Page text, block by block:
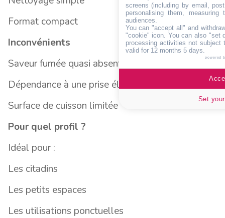
Format compact
Inconvénients
Saveur fumée quasi absente
Dépendance à une prise électrique
Surface de cuisson limitée
Pour quel profil ?
Idéal pour :
Les citadins
Les petits espaces
Les utilisations ponctuelles
screens (including by email,
personalising them, measuring
audiences.
You can "accept all" and
"cookie" icon . You can also "set
processing activities not subject
valid for 12 months 5 days.
powered
Set